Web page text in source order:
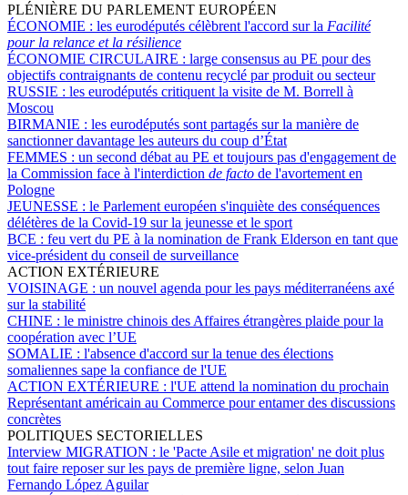
PLÉNIÈRE DU PARLEMENT EUROPÉEN
ÉCONOMIE : les eurodéputés célèbrent l'accord sur la Facilité
pour la relance et la résilience
ÉCONOMIE CIRCULAIRE : large consensus au PE pour des
objectifs contraignants de contenu recyclé par produit ou secteur
RUSSIE : les eurodéputés critiquent la visite de M. Borrell à
Moscou
BIRMANIE : les eurodéputés sont partagés sur la manière de
sanctionner davantage les auteurs du coup d’État
FEMMES : un second débat au PE et toujours pas d'engagement de
la Commission face à l'interdiction de facto de l'avortement en
Pologne
JEUNESSE : le Parlement européen s'inquiète des conséquences
délétères de la Covid-19 sur la jeunesse et le sport
BCE : feu vert du PE à la nomination de Frank Elderson en tant que
vice-président du conseil de surveillance
ACTION EXTÉRIEURE
VOISINAGE : un nouvel agenda pour les pays méditerranéens axé
sur la stabilité
CHINE : le ministre chinois des Affaires étrangères plaide pour la
coopération avec l’UE
SOMALIE : l'absence d'accord sur la tenue des élections
somaliennes sape la confiance de l'UE
ACTION EXTÉRIEURE : l'UE attend la nomination du prochain
Représentant américain au Commerce pour entamer des discussions
concrètes
POLITIQUES SECTORIELLES
Interview MIGRATION : le 'Pacte Asile et migration' ne doit plus
tout faire reposer sur les pays de première ligne, selon Juan
Fernando López Aguilar